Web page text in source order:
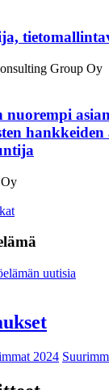
Group Oy
nuorempi
uutisia
2024